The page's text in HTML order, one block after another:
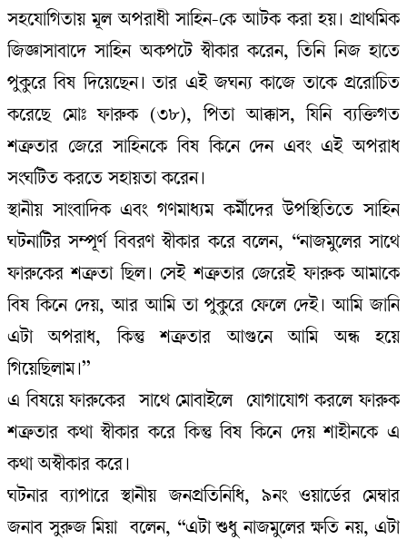
সহযোগিতায় মূল অপরাধী সাহিন-কে আটক করা হয়। প্রাথমিক
জিজ্ঞাসাবাদে সাহিন অকপটে স্বীকার করেন, তিনি নিজ হাতে
পুকুরে বিষ দিয়েছেন। তার এই জঘন্য কাজে তাকে প্ররোচিত
করেছে মোঃ ফারুক (৩৮), পিতা আক্কাস, যিনি ব্যক্তিগত
শত্রুতার জেরে সাহিনকে বিষ কিনে দেন এবং এই অপরাধ
সংঘটিত করতে সহায়তা করেন।
স্থানীয় সাংবাদিক এবং গণমাধ্যম কর্মীদের উপস্থিতিতে সাহিন
ঘটনাটির সম্পূর্ণ বিবরণ স্বীকার করে বলেন, “নাজমুলের সাথে
ফারুকের শত্রুতা ছিল। সেই শত্রুতার জেরেই ফারুক আমাকে
বিষ কিনে দেয়, আর আমি তা পুকুরে ফেলে দেই। আমি জানি
এটা অপরাধ, কিন্তু শত্রুতার আগুনে আমি অন্ধ হয়ে
গিয়েছিলাম।”
এ বিষয়ে ফারুকের সাথে মোবাইলে যোগাযোগ করলে ফারুক
শত্রুতার কথা স্বীকার করে কিন্তু বিষ কিনে দেয় শাহীনকে এ
কথা অস্বীকার করে।
ঘটনার ব্যাপারে স্থানীয় জনপ্রতিনিধি, ৯নং ওয়ার্ডের মেম্বার
জনাব সুরুজ মিয়া বলেন, “এটা শুধু নাজমুলের ক্ষতি নয়, এটা